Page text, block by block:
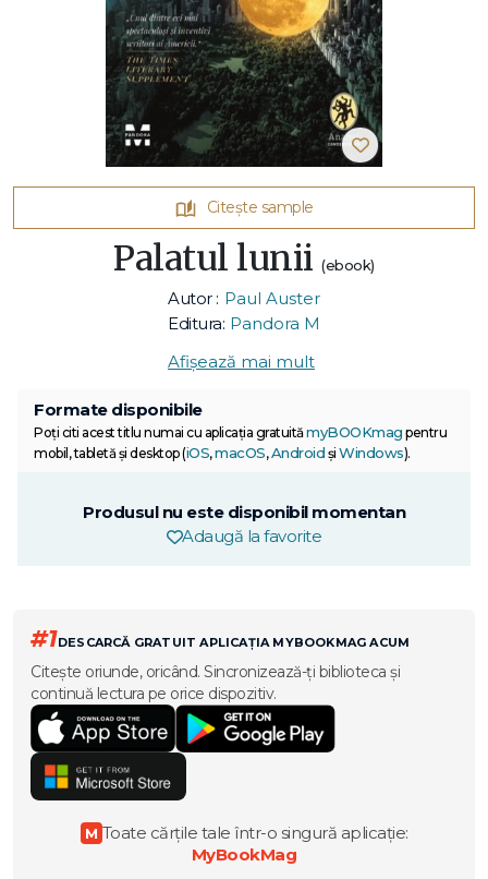
Citește sample
Palatul lunii(ebook)
Autor : Paul Auster
Editura: Pandora M
Afișează mai mult
Formate disponibile
Poți citi acest titlu numai cu aplicația gratuitămyBOOKmag pentru
mobil, tabletă și desktop (iOS,macOS,Android și Windows).
Produsul nu este disponibil momentan
Adaugă la favorite
#1DESCARCĂ GRATUIT APLICAȚIA MYBOOKMAG ACUM
Citește oriunde, oricând. Sincronizează-ți biblioteca și
continuă lectura pe orice dispozitiv.
M Toate cărțile tale într-o singură aplicație:
MyBookMag